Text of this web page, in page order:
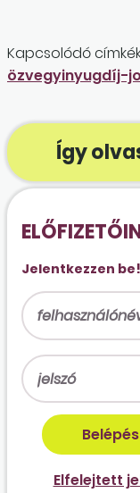
Kapcsolódó
özvegyinyugdíj-
Így
Jelentkezzen be!
Elfelejtett